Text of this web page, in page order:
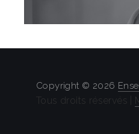
Copyright © 2026
Tous droits réservés |